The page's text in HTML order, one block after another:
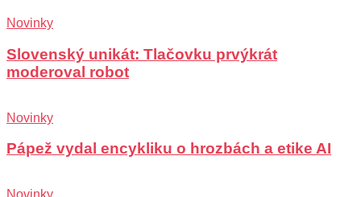
Novinky
Slovenský unikát: Tlačovku prvýkrát
moderoval robot
Novinky
Pápež vydal encykliku o hrozbách a etike AI
Novinky